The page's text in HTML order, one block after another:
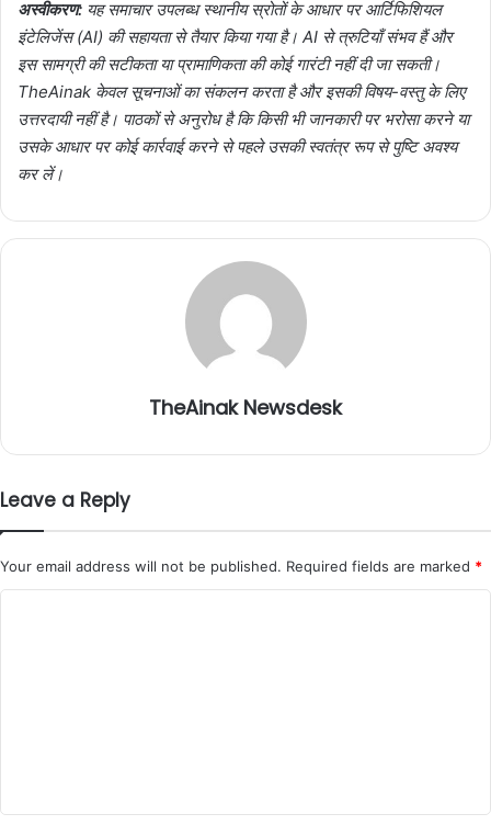
अस्वीकरण: यह समाचार उपलब्ध स्थानीय स्रोतों के आधार पर आर्टिफिशियल
इंटेलिजेंस (AI) की सहायता से तैयार किया गया है। AI से त्रुटियाँ संभव हैं और
इस सामग्री की सटीकता या प्रामाणिकता की कोई गारंटी नहीं दी जा सकती।
TheAinak केवल सूचनाओं का संकलन करता है और इसकी विषय-वस्तु के लिए
उत्तरदायी नहीं है। पाठकों से अनुरोध है कि किसी भी जानकारी पर भरोसा करने या
उसके आधार पर कोई कार्रवाई करने से पहले उसकी स्वतंत्र रूप से पुष्टि अवश्य
कर लें।
TheAinak Newsdesk
Leave a Reply
Your email address will not be published. Required fields are marked *